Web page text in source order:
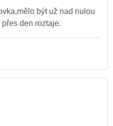
být už nad nulou
den roztaje.